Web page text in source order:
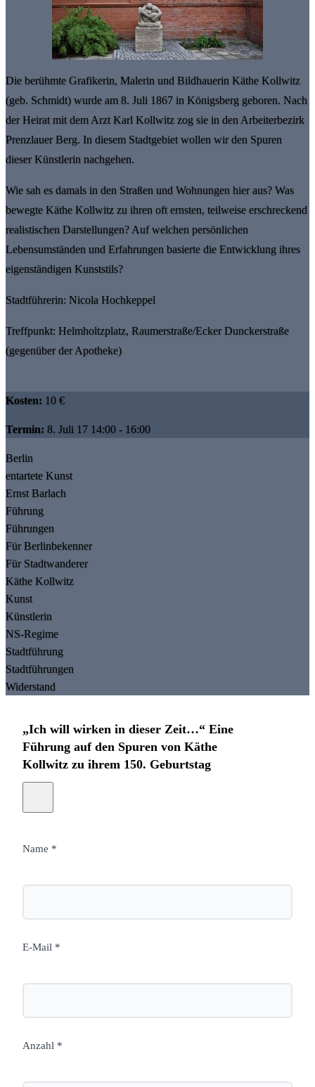
Die berühmte Grafikerin, Malerin und Bildhauerin Käthe Kollwitz
(geb. Schmidt) wurde am 8. Juli 1867 in Königsberg geboren. Nach
der Heirat mit dem Arzt Karl Kollwitz zog sie in den Arbeiterbezirk
Prenzlauer Berg. In diesem Stadtgebiet wollen wir den Spuren
dieser Künstlerin nachgehen.
Wie sah es damals in den Straßen und Wohnungen hier aus? Was
bewegte Käthe Kollwitz zu ihren oft ernsten, teilweise erschreckend
realistischen Darstellungen? Auf welchen persönlichen
Lebensumständen und Erfahrungen basierte die Entwicklung ihres
eigenständigen Kunststils?
Stadtführerin: Nicola Hochkeppel
Treffpunkt: Helmholtzplatz, Raumerstraße/Ecker Dunckerstraße
(gegenüber der Apotheke)
Kosten: 10 €
Termin: 8. Juli 17 14:00 - 16:00
Berlin
entartete Kunst
Ernst Barlach
Führung
Führungen
Für Berlinbekenner
Für Stadtwanderer
Käthe Kollwitz
Kunst
Künstlerin
NS-Regime
Stadtführung
Stadtführungen
Widerstand
„Ich will wirken in dieser Zeit…“ Eine
Führung auf den Spuren von Käthe
Kollwitz zu ihrem 150. Geburtstag
Name *
E-Mail *
Anzahl *